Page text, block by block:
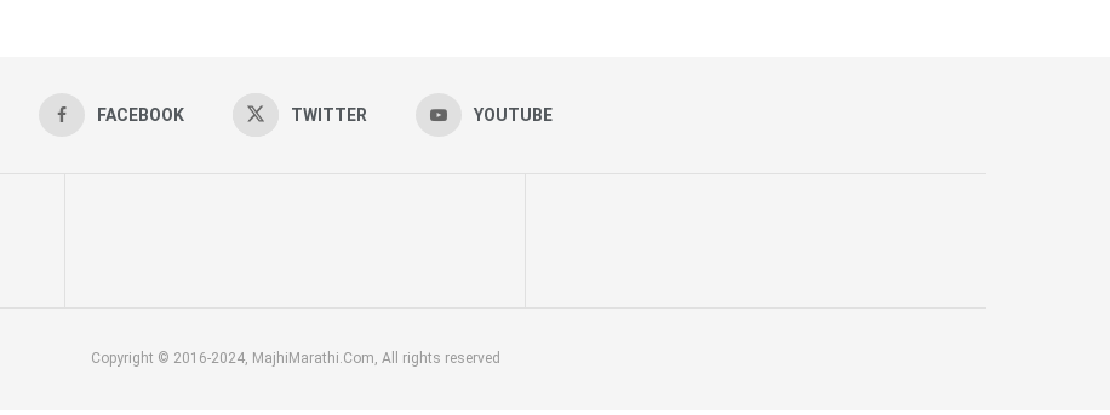
FACEBOOK TWITTER YOUTUBE
Copyright © 2016-2024, MajhiMarathi.Com, All rights reserved